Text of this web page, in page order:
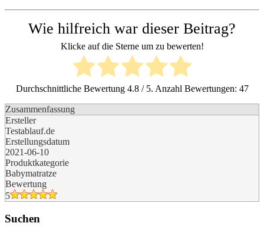
Wie hilfreich war dieser Beitrag?
Klicke auf die Sterne um zu bewerten!
Durchschnittliche Bewertung 4.8/ 5. Anzahl Bewertungen: 47
Zusammenfassung
Ersteller
Testablauf.de
Erstellungsdatum
2021-06-10
Produktkategorie
Babymatratze
Bewertung
5
Suchen